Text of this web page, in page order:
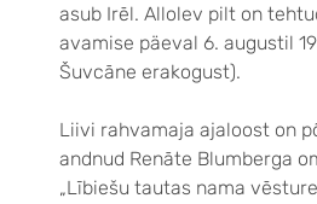
asub Irēl. Allolev pilt on
avamise päeval 6. augustil
Šuvcāne erakogust).
Liivi rahvamaja ajaloost on
andnud Renāte Blumberga
„Lībiešu tautas nama